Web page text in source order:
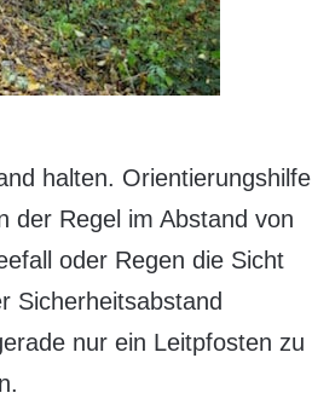
halten. Orientierungshilfe
der Regel im Abstand von
oder Regen die Sicht
Sicherheitsabstand
nur ein Leitpfosten zu